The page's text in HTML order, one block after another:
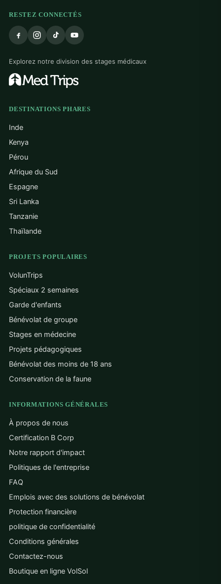
RESTEZ CONNECTÉS
Explorez notre division des stages médicaux
DESTINATIONS PHARES
Inde
Kenya
Pérou
Afrique du Sud
Espagne
Sri Lanka
Tanzanie
Thaïlande
PROJETS POPULAIRES
VolunTrips
Spéciaux 2 semaines
Garde d'enfants
Bénévolat de groupe
Stages en médecine
Projets pédagogiques
Bénévolat des moins de 18 ans
Conservation de la faune
INFORMATIONS GÉNÉRALES
À propos de nous
Certification B Corp
Notre rapport d'impact
Politiques de l'entreprise
FAQ
Emplois avec des solutions de bénévolat
Protection financière
politique de confidentialité
Conditions générales
Contactez-nous
Boutique en ligne VolSol